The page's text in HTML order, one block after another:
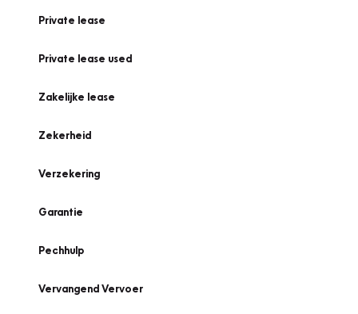
Private lease
Private lease used
Zakelijke lease
Zekerheid
Verzekering
Garantie
Pechhulp
Vervangend Vervoer